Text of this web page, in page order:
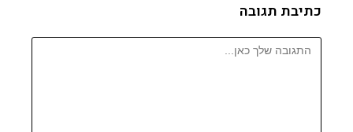
כתיבת תגובה